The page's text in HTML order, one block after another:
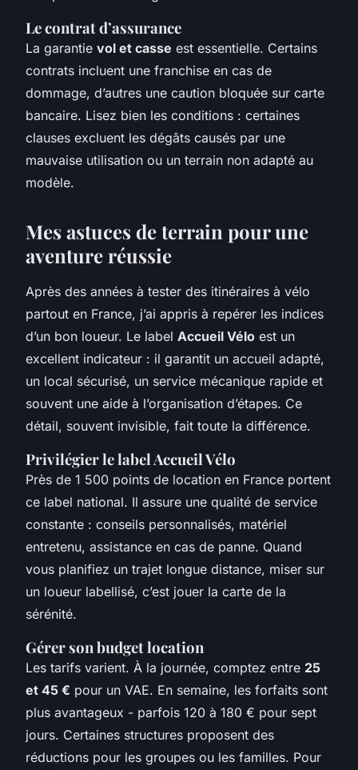
Le contrat d’assurance
La garantie vol et casse est essentielle. Certains
contrats incluent une franchise en cas de
dommage, d’autres une caution bloquée sur carte
bancaire. Lisez bien les conditions : certaines
clauses excluent les dégâts causés par une
mauvaise utilisation ou un terrain non adapté au
modèle.
Mes astuces de terrain pour une
aventure réussie
Après des années à tester des itinéraires à vélo
partout en France, j’ai appris à repérer les indices
d’un bon loueur. Le label Accueil Vélo est un
excellent indicateur : il garantit un accueil adapté,
un local sécurisé, un service mécanique rapide et
souvent une aide à l’organisation d’étapes. Ce
détail, souvent invisible, fait toute la différence.
Privilégier le label Accueil Vélo
Près de 1 500 points de location en France portent
ce label national. Il assure une qualité de service
constante : conseils personnalisés, matériel
entretenu, assistance en cas de panne. Quand
vous planifiez un trajet longue distance, miser sur
un loueur labellisé, c’est jouer la carte de la
sérénité.
Gérer son budget location
Les tarifs varient. À la journée, comptez entre 25
et 45 € pour un VAE. En semaine, les forfaits sont
plus avantageux - parfois 120 à 180 € pour sept
jours. Certaines structures proposent des
réductions pour les groupes ou les familles. Pour